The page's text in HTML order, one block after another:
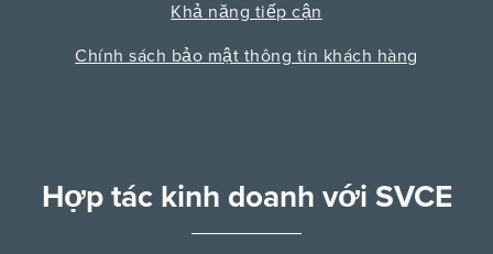
Khả năng tiếp cận
Chính sách bảo mật thông tin khách hàng
Hợp tác kinh doanh với SVCE